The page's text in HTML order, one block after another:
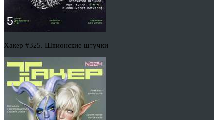
Хакер #325. Шпионские штучки